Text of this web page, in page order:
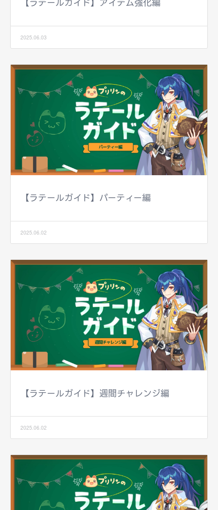
2025.06.03
【ラテールガイド】パーティー編
2025.06.02
【ラテールガイド】週間チャレンジ編
2025.06.02